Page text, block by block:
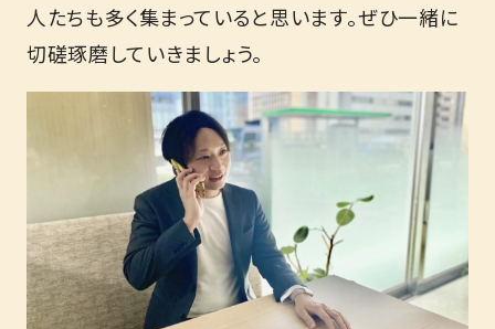
人たちも多く集まっていると思います。ぜひ一緒に
切磋琢磨していきましょう。